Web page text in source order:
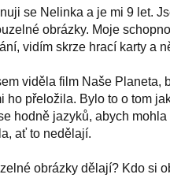
se Nelinka a je mi 9 let.
obrázky. Moje
vidím skrze hrací karty a
viděla film Naše Planeta,
ho přeložila. Bylo to o tom
hodně jazyků, abych
ať to nedělají.
obrázky dělají? Kdo si